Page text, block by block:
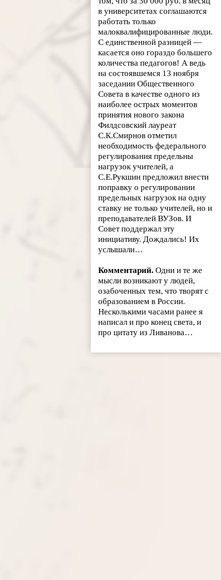
в университетах соглашаются
работать только
малоквалифицированные люди.
С единственной разницей —
касается оно гораздо большего
количества педагогов! А ведь
на состоявшемся 13 ноября
заседании Общественного
Совета в качестве одного из
наиболее острых моментов
принятия нового закона
Филдсовский лауреат
С.К.Смирнов отметил
необходимость федерального
регулирования предельны
нагрузок учителей, а
С.Е.Рукшин предложил внести
поправку о регулировании
предельных нагрузок на одну
ставку не только учителей, но и
преподавателей ВУЗов. И
Совет поддержал эту
инициативу. Дождались! Их
услышали…
Комментарий.Одни и те же
мысли возникают у людей,
озабоченных тем, что творят с
образованием в России.
Несколькими часами ранее я
написал и про конец света, и
про цитату из Ливанова…